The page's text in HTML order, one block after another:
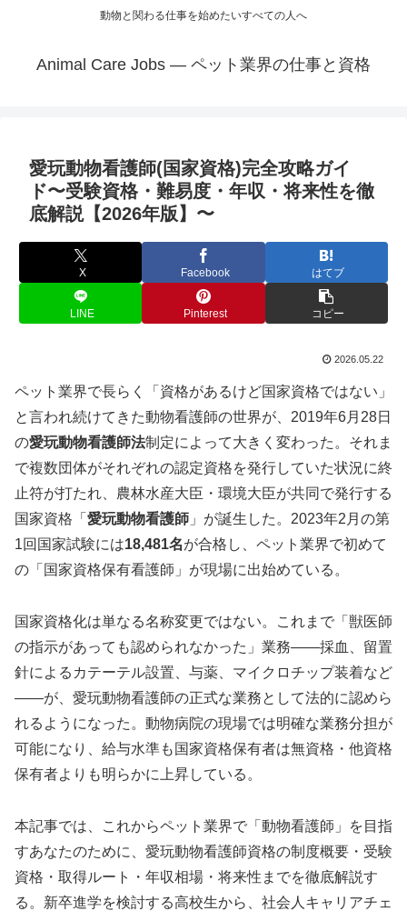
動物と関わる仕事を始めたいすべての人へ
Animal Care Jobs — ペット業界の仕事と資格
愛玩動物看護師(国家資格)完全攻略ガイ
ド〜受験資格・難易度・年収・将来性を徹
底解説【2026年版】〜
X Facebook はてブ
LINE Pinterest コピー
2026.05.22
ペット業界で長らく「資格があるけど国家資格ではない」
と言われ続けてきた動物看護師の世界が、2019年6月28日
の愛玩動物看護師法制定によって大きく変わった。それま
で複数団体がそれぞれの認定資格を発行していた状況に終
止符が打たれ、農林水産大臣・環境大臣が共同で発行する
国家資格「 愛玩動物看護師 」が誕生した。2023年2月の第
1回国家試験には18,481名が合格し、ペット業界で初めて
の「国家資格保有看護師」が現場に出始めている。
国家資格化は単なる名称変更ではない。これまで「獣医師
の指示があっても認められなかった」業務——採血、留置
針によるカテーテル設置、与薬、マイクロチップ装着など
——が、愛玩動物看護師の正式な業務として法的に認めら
れるようになった。動物病院の現場では明確な業務分担が
可能になり、給与水準も国家資格保有者は無資格・他資格
保有者よりも明らかに上昇している。
本記事では、これからペット業界で「動物看護師」を目指
すあなたのために、愛玩動物看護師資格の制度概要・受験
資格・取得ルート・年収相場・将来性までを徹底解説す
る。新卒進学を検討する高校生から、社会人キャリアチェ